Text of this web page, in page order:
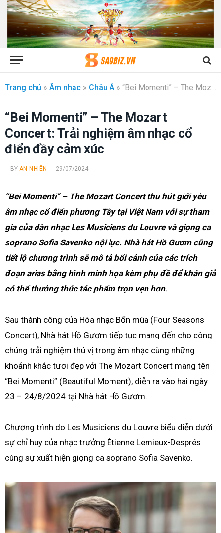
Trang chủ » Âm nhạc » Châu Á » “Bei Momenti” – The Mozart Concert: Trải nghiệm âm nhạc cổ điển đầy cảm xúc
“Bei Momenti” – The Mozart
Concert: Trải nghiệm âm nhạc cổ
điển đầy cảm xúc
BY AN NHIÊN 29/07/2024
“Bei Momenti” – The Mozart Concert thu hút giới yêu
âm nhạc cổ điển phương Tây tại Việt Nam với sự tham
gia của dàn nhạc Les Musiciens du Louvre và giọng ca
soprano Sofia Savenko nội lực. Nhà hát Hồ Gươm cũng
tiết lộchương trình sẽ mô tả bối cảnh của các trích
đoạn arias bằng hình minh họa kèm phụ đề để khán giả
có thể thưởng thức tác phẩm trọn vẹn hơn.
Sau thành công của Hòa nhạc Bốn mùa (Four Seasons
Concert), Nhà hát Hồ Gươm tiếp tục mang đến cho công
chúng trải nghiệm thú vị trong âm nhạc cùng những
khoảnh khắc tươi đẹp với The Mozart Concert mang tên
“Bei Momenti” (Beautiful Moment), diễn ra vào hai ngày
23 – 24/8/2024 tại Nhà hát Hồ Gươm.
Chương trình do Les Musiciens du Louvre biểu diễn dưới
sự chỉ huy của nhạc trưởng Étienne Lemieux-Després
cùng sự xuất hiện giọng ca soprano Sofia Savenko.